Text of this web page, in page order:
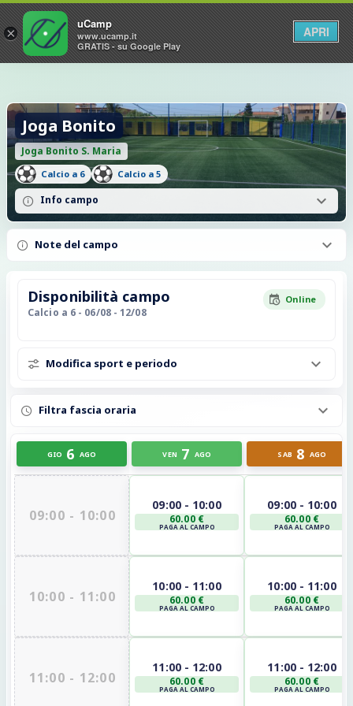
Joga Bonito
Joga Bonito S. Maria
Calcio a 6 Calcio a 5
Info campo
Note del campo
Disponibilità campo
Calcio a 6 - 06/08 - 12/08
Online
Modifica sport e periodo
Filtra fascia oraria
GIO 6 AGO VEN 7 AGO SAB 8 AGO
09:00 - 10:00
09:00 - 10:00
60.00 €
PAGA AL CAMPO
09:00 - 10:00
60.00 €
PAGA AL CAMPO
10:00 - 11:00
10:00 - 11:00
60.00 €
PAGA AL CAMPO
10:00 - 11:00
60.00 €
PAGA AL CAMPO
11:00 - 12:00
11:00 - 12:00
60.00 €
PAGA AL CAMPO
11:00 - 12:00
60.00 €
PAGA AL CAMPO
×
uCamp
www.ucamp.it
GRATIS - su Google Play
APRI